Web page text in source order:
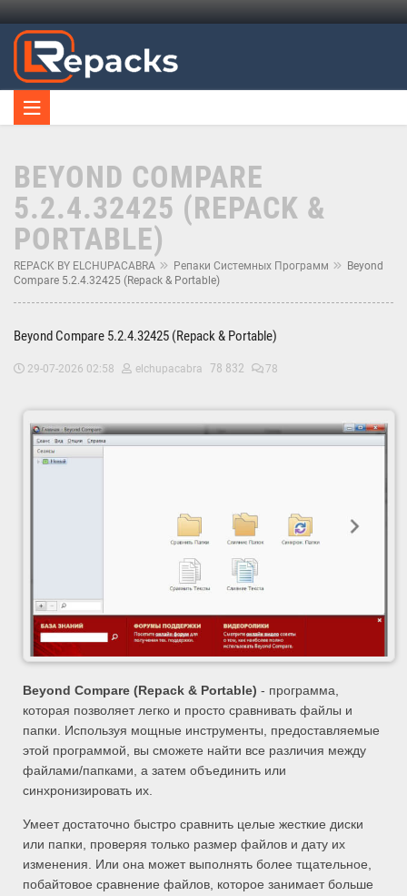
BEYOND COMPARE
5.2.4.32425 (REPACK &
PORTABLE)
REPACK BY ELCHUPACABRA Репаки Системных Программ
Beyond
Compare 5.2.4.32425 (Repack & Portable)
Beyond Compare 5.2.4.32425 (Repack & Portable)
29-07-2026 02:58 elchupacabra 78 832 78
Beyond Compare (Repack & Portable) - программа,
которая позволяет легко и просто сравнивать файлы и
папки. Используя мощные инструменты, предоставляемые
этой программой, вы сможете найти все различия между
файлами/папками, а затем объединить или
синхронизировать их.
Умеет достаточно быстро сравнить целые жесткие диски
или папки, проверяя только размер файлов и дату их
изменения. Или она может выполнять более тщательное,
побайтовое сравнение файлов, которое занимает больше